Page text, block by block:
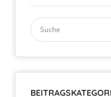
Suchen
nach: